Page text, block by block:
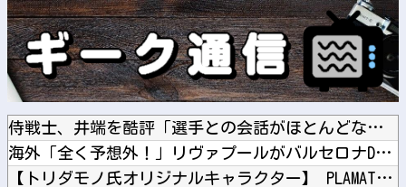
侍戦士、井端を酷評「選手との会話がほとんどなく意思疎通が難し...
海外「全く予想外！」リヴァプールがバルセロナDFアラウホをレ...
【トリダモノ氏オリジナルキャラクター】 PLAMATEA「M...